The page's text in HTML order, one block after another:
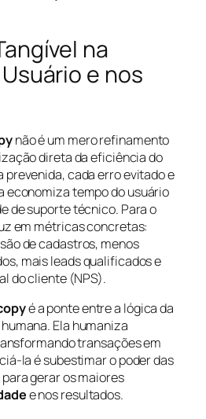
na
e nos
não é um mero refinamento
direta da eficiência do
prevenida, cada erro evitado e
economiza tempo do usuário
de suporte técnico. Para o
em métricas concretas:
de cadastros, menos
mais leads qualificados e
do cliente (NPS).
é a ponte entre a lógica da
Ela humaniza
transações em
la é subestimar o poder das
gerar os maiores
e nos resultados.